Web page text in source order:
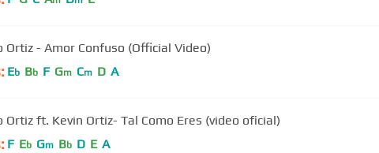
Ortiz - Amor Confuso (Official Video)
Eb Bb F Gm Cm D A
Ortiz ft. Kevin Ortiz- Tal Como Eres (video oficial)
F Eb Gm Bb D E A